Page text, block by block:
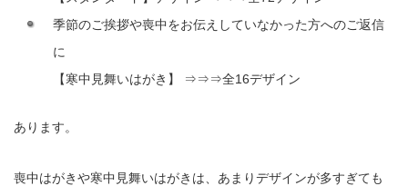
季節のご挨拶や喪中をお伝えしていなかった方へのご返信
に
【寒中見舞いはがき】 ⇒⇒⇒全16デザイン
あります。
喪中はがきや寒中見舞いはがきは、あまりデザインが多すぎても